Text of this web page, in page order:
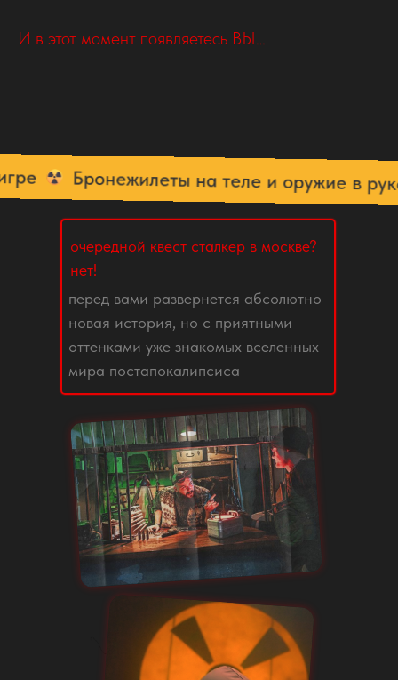
И в этот момент появляетесь ВЫ…
Бронежилеты на теле и оружие в руках
перед вами развернется абсолютно
новая история, но с приятными
оттенками уже знакомых вселенных
мира постапокалипсиса
очередной квест сталкер в москве?
нет!